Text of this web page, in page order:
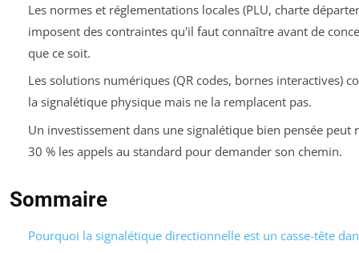
Les normes et réglementations locales (PLU, charte
imposent des contraintes qu'il faut connaître avant de
que ce soit.
Les solutions numériques (QR codes, bornes interactives)
la signalétique physique mais ne la remplacent pas.
Un investissement dans une signalétique bien pensée peut
30 % les appels au standard pour demander son chemin.
Sommaire
Pourquoi la signalétique directionnelle est un casse-tête